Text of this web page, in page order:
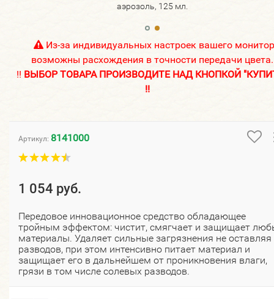
аэрозоль, 125 мл.
Из-за индивидуальных настроек вашего
возможны расхождения в точности передачи цвета.
!! ВЫБОР ТОВАРА ПРОИЗВОДИТЕ НАД КНОПКОЙ
!!
Артикул: 8141000
1 054 руб.
Передовое инновационное средство обладающее
тройным эффектом: чистит, смягчает и защищает
материалы. Удаляет сильные загрязнения не оставляя
разводов, при этом интенсивно питает материал и
защищает его в дальнейшем от проникновения влаги,
грязи в том числе солевых разводов.